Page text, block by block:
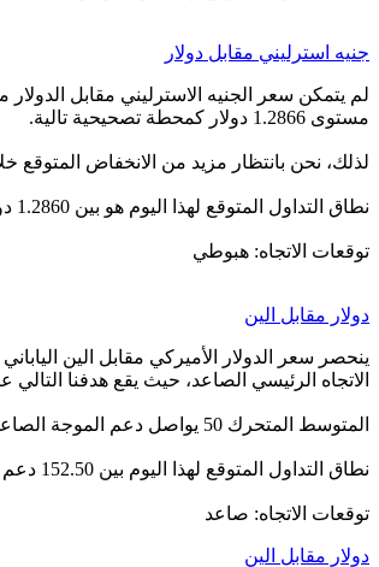
جنيه استرليني مقابل دولار
مستوى 1.2866 دولار كمحطة تصحيحية تالية.
لذلك، نحن بانتظار مزيد من الانخفاض المتوقع خلال الجلسات القادمة، يدعمه
نطاق التداول المتوقع لهذا اليوم هو بين 1.2860 دولار للدعم و 1.3010 دولار للمقاومة
توقعات الاتجاه: هبوطي
دولار مقابل الين
الاتجاه الرئيسي الصاعد، حيث يقع هدفنا التالي عند
المتوسط ​​المتحرك 50 يواصل دعم الموجة الصاعدة المقترحة، والتي ستبقى قائمة ما لم يتم كسر مستوى 152.75 والثبات تحته.
نطاق التداول المتوقع لهذا اليوم بين 152.50 دعم و 154.00 مقاومة
توقعات الاتجاه: صاعد
دولار مقابل الين